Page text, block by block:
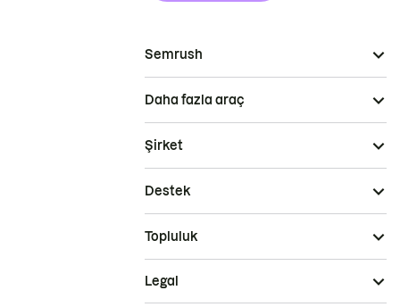
Semrush
Daha fazla araç
Şirket
Destek
Topluluk
Legal